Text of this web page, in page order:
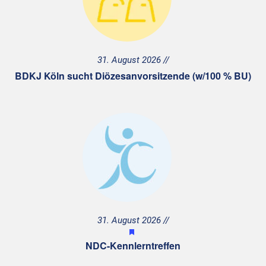
31. August 2026
BDKJ Köln sucht Diözesanvorsitzende (w/100 % BU)
31. August 2026
e
r
NDC-Kennlerntreffen